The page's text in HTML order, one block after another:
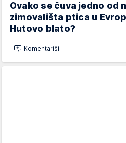
Ovako se čuva jedno od
zimovališta ptica u
Hutovo blato?
Komentariši